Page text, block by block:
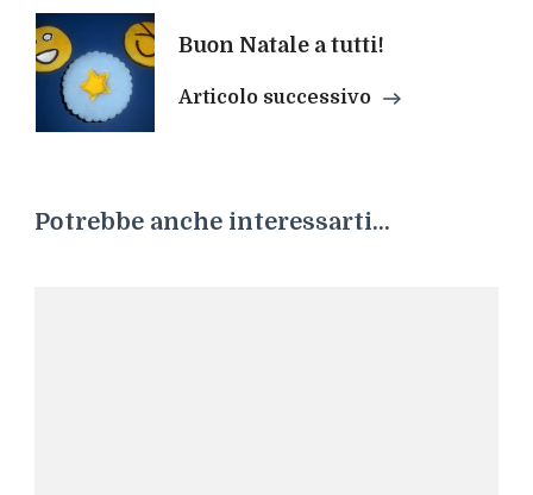
Buon Natale a tutti!
Articolo successivo
Potrebbe anche interessarti...